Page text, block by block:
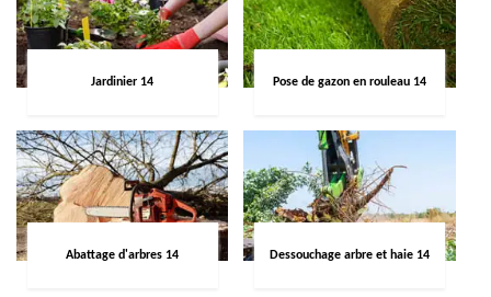
Jardinier 14 Pose de gazon en rouleau 14
Abattage d'arbres 14 Dessouchage arbre et haie 14